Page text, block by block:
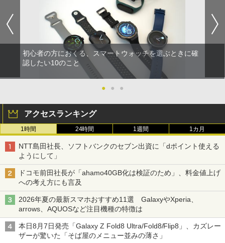
初心者の方におくる、スマートウォッチを選ぶときに確
認したい10のこと
● ● ●
アクセスランキング
1時間 24時間 1週間 1カ月
NTT島田社長、ソフトバンクのセブン出資に「dポイント使える
ようにして」
ドコモ前田社長が「ahamo40GB化は検証のため」、料金値上げ
への考え方にも言及
2026年夏の最新スマホおすすめ11選 GalaxyやXperia、
arrows、AQUOSなど注目機種の特徴は
本日8月7日発売「Galaxy Z Fold8 Ultra/Fold8/Flip8」、カズレー
ザーが驚いた「そば屋のメニュー並みの薄さ」